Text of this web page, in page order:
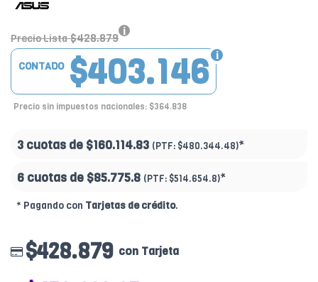
Precio Lista $428.879
$403.146
CONTADO
Precio sin impuestos nacionales: $364.838
3 cuotas de $160.114.83 (PTF: $480.344.48)*
6 cuotas de $85.775.8 (PTF: $514.654.8)*
* Pagando con Tarjetas de crédito.
$428.879 con Tarjeta